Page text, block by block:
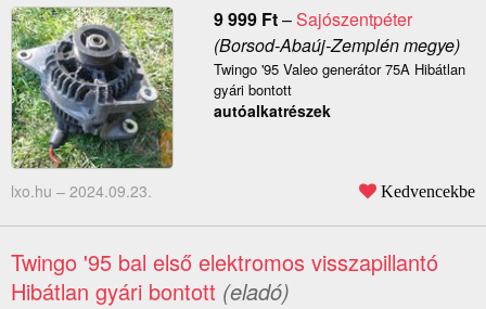
9 999 Ft–Sajószentpéter
(Borsod-Abaúj-Zemplén megye)
Twingo '95 Valeo generátor 75A Hibátlan
gyári bontott
autóalkatrészek
lxo.hu – 2024.09.23. Kedvencekbe
Twingo '95 bal első elektromos visszapillantó
Hibátlan gyári bontott (eladó)